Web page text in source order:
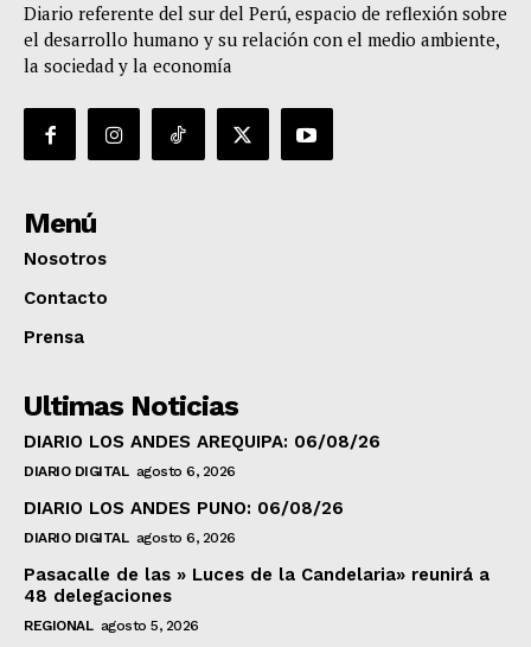
Diario referente del sur del Perú, espacio de reflexión sobre
el desarrollo humano y su relación con el medio ambiente,
la sociedad y la economía
Menú
Nosotros
Contacto
Prensa
Ultimas Noticias
DIARIO LOS ANDES AREQUIPA: 06/08/26
DIARIO DIGITAL agosto 6, 2026
DIARIO LOS ANDES PUNO: 06/08/26
DIARIO DIGITAL agosto 6, 2026
Pasacalle de las » Luces de la Candelaria» reunirá a
48 delegaciones
REGIONAL agosto 5, 2026